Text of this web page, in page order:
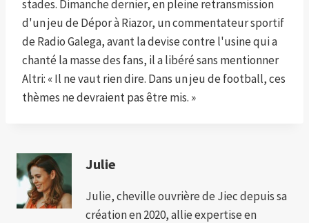
stades. Dimanche dernier, en pleine retransmission
d'un jeu de Dépor à Riazor, un commentateur sportif
de Radio Galega, avant la devise contre l'usine qui a
chanté la masse des fans, il a libéré sans mentionner
Altri: « Il ne vaut rien dire. Dans un jeu de football, ces
thèmes ne devraient pas être mis. »
Julie
Julie, cheville ouvrière de Jiec depuis sa
création en 2020, allie expertise en